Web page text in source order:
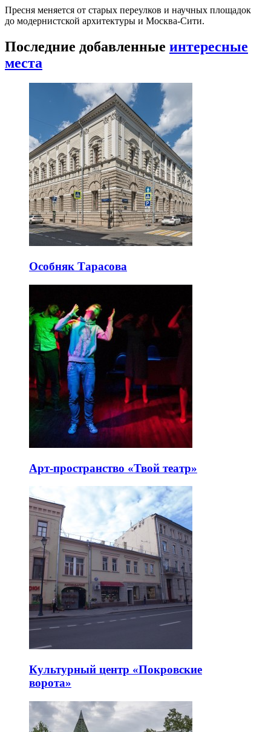
Пресня меняется от старых переулков и научных площадок
до модернистской архитектуры и Москва-Сити.
Последние добавленные интересные
места
Особняк Тарасова
Арт-пространство «Твой театр»
Культурный центр «Покровские
ворота»